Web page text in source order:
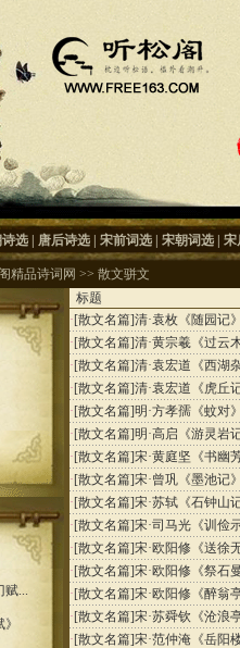
诗选 唐后诗选 宋前词选 宋朝词选 宋
精品诗词网 >> 散文骈文
赋...
标题
·[散文名篇]清·袁枚《随园记
·[散文名篇]清·黄宗羲《过云
·[散文名篇]清·袁宏道《西湖
·[散文名篇]清·袁宏道《虎丘
·[散文名篇]明·方孝孺《蚊对
·[散文名篇]明·高启《游灵岩
·[散文名篇]宋·黄庭坚《书幽
·[散文名篇]宋·曾巩《墨池记
·[散文名篇]宋·苏轼《石钟山
·[散文名篇]宋·司马光《训俭
·[散文名篇]宋·欧阳修《送徐
·[散文名篇]宋·欧阳修《祭石
·[散文名篇]宋·欧阳修《醉翁
·[散文名篇]宋·苏舜钦《沧浪
·[散文名篇]宋·范仲淹《岳阳